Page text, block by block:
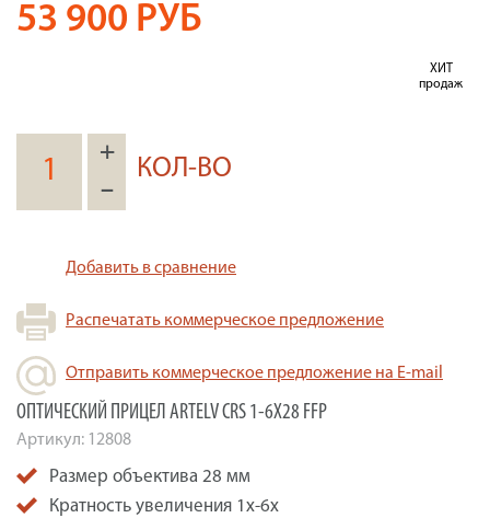
53 900 РУБ
ХИТ
продаж
+
–
КОЛ-ВО
Добавить в сравнение
Распечатать коммерческое предложение
Отправить коммерческое предложение на E-mail
ОПТИЧЕСКИЙ ПРИЦЕЛ ARTELV CRS 1-6X28 FFP
Артикул: 12808
Размер объектива 28 мм
Кратность увеличения 1х-6х